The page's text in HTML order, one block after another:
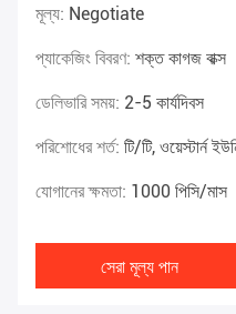
মূল্য: Negotiate
প্যাকেজিং বিবরণ: শক্ত কাগজ বাক্স
ডেলিভারি সময়: 2-5 কার্যদিবস
পরিশোধের শর্ত: টি/টি, ওয়েস্টার্ন
যোগানের ক্ষমতা: 1000 পিসি/মাস
সেরা মূল্য পান